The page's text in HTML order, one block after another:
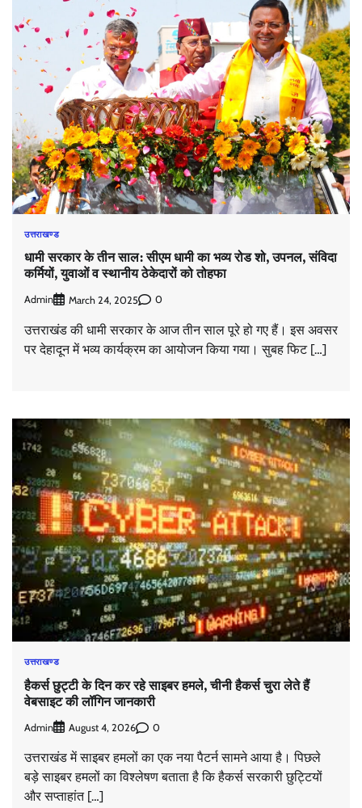
उत्तराखण्ड
धामी सरकार के तीन साल: सीएम धामी का भव्य रोड शो, उपनल, संविदा
कर्मियों, युवाओं व स्थानीय ठेकेदारों को तोहफा
Admin March 24, 2025 0
उत्तराखंड की धामी सरकार के आज तीन साल पूरे हो गए हैं। इस अवसर
पर देहादून में भव्य कार्यक्रम का आयोजन किया गया। सुबह फिट […]
उत्तराखण्ड
हैकर्स छुट्टी के दिन कर रहे साइबर हमले, चीनी हैकर्स चुरा लेते हैं
वेबसाइट की लॉगिन जानकारी
Admin August 4, 2026 0
उत्तराखंड में साइबर हमलों का एक नया पैटर्न सामने आया है। पिछले
बड़े साइबर हमलों का विश्लेषण बताता है कि हैकर्स सरकारी छुट्टियों
और सप्ताहांत […]